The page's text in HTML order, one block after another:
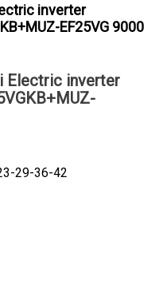
inverter
EF25VG 9000
Electric inverter
29-36-42